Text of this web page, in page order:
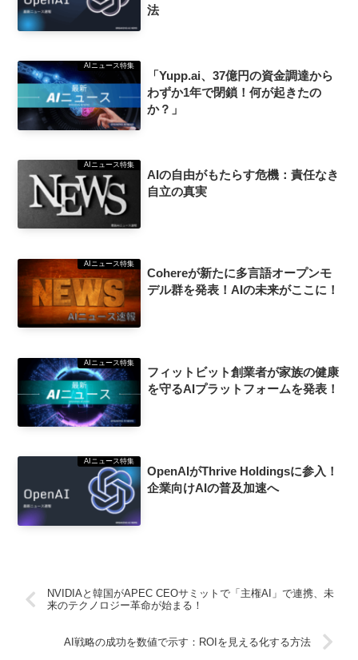
法
AIニュース特集
「Yupp.ai、37億円の資金調達から
わずか1年で閉鎖！何が起きたの
か？」
AIニュース特集
AIの自由がもたらす危機：責任なき
自立の真実
AIニュース特集
Cohereが新たに多言語オープンモ
デル群を発表！AIの未来がここに！
AIニュース特集
フィットビット創業者が家族の健康
を守るAIプラットフォームを発表！
AIニュース特集
OpenAIがThrive Holdingsに参入！
企業向けAIの普及加速へ
NVIDIAと韓国がAPEC CEOサミットで「主権AI」で連携、未
来のテクノロジー革命が始まる！
AI戦略の成功を数値で示す：ROIを見える化する方法